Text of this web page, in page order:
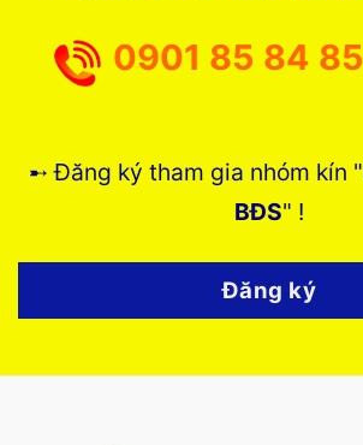
0901 85 84 85
➸ Đăng ký tham gia nhóm kín "
BĐS" !
Đăng ký